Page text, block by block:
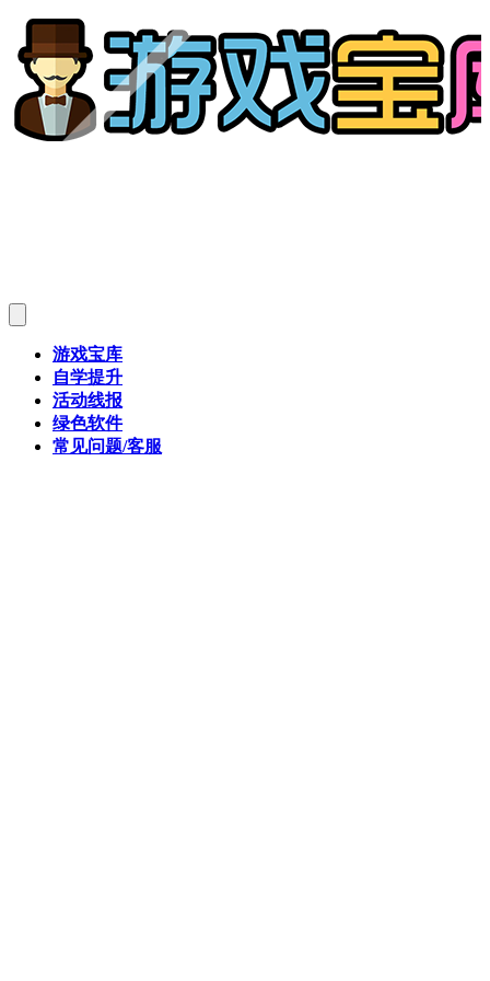
游戏宝库
自学提升
活动线报
绿色软件
常见问题/客服